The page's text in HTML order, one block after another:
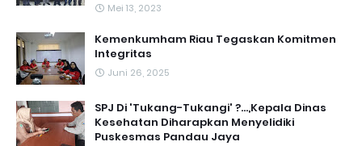
Mei 13, 2023
‎Kemenkumham Riau Tegaskan Komitmen
Integritas
Juni 26, 2025
SPJ Di 'Tukang-Tukangi' ?...,Kepala Dinas
Kesehatan Diharapkan Menyelidiki
Puskesmas Pandau Jaya